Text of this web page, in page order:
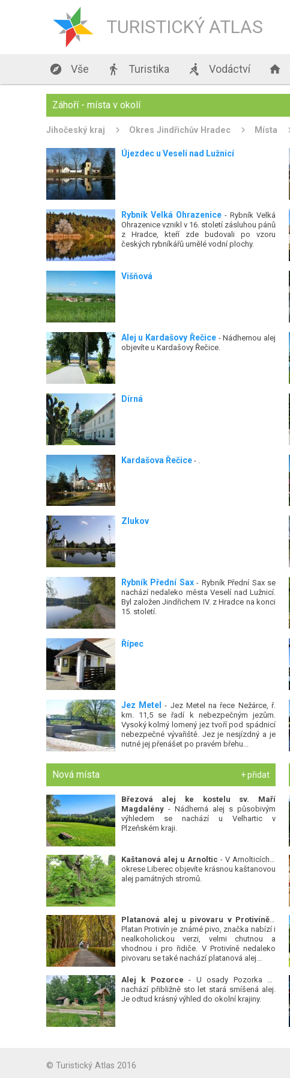
TURISTICKÝ ATLAS
 Vše  Turistika  Vodáctví 
Záhoří - místa v okolí
Jihočeský kraj Okres Jindřichův Hradec Místa
Újezdec u Veselí nad Lužnicí
Rybník Velká Ohrazenice- Rybník Velká
Ohrazenice vznikl v 16. století zásluhou pánů
z Hradce, kteří zde budovali po vzoru
českých rybníkářů umělé vodní plochy.
Višňová
Alej u Kardašovy Řečice- Nádhernou alej
objevíte u Kardašovy Řečice.
Dírná
Kardašova Řečice- .
Zlukov
Rybník Přední Sax- Rybník Přední Sax se
nachází nedaleko města Veselí nad Lužnicí.
Byl založen Jindřichem IV. z Hradce na konci
15. století.
Řípec
Jez Metel - Jez Metel na řece Nežárce, ř.
km. 11,5 se řadí k nebezpečným jezům.
Vysoký kolmý lomený jez tvoří pod spádnicí
nebezpečné vývařiště. Jez je nesjízdný a je
nutné jej přenášet po pravém břehu...
Nová místa + přidat
Březová alej ke kostelu sv. Maří
Magdalény- Nádherná alej s působivým
výhledem se nachází u Velhartic v
Plzeňském kraji.
Kaštanová alej u Arnoltic - V Arnolticích v
okrese Liberec objevíte krásnou kaštanovou
alej památných stromů.
Platanová alej u pivovaru v Protivíně-
Platan Protivín je známé pivo, značka nabízí i
nealkoholickou verzi, velmi chutnou a
vhodnou i pro řidiče. V Protivíně nedaleko
pivovaru se také nachází platanová alej...
Alej k Pozorce - U osady Pozorka se
nachází přibližně sto let stará smíšená alej.
Je odtud krásný výhled do okolní krajiny.
© Turistický Atlas 2016